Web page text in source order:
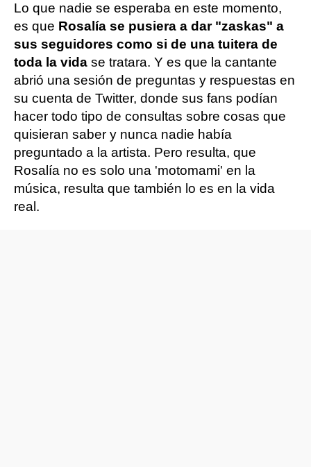
Lo que nadie se esperaba en este momento,
es que Rosalía se pusiera a dar "zaskas" a
sus seguidores como si de una tuitera de
toda la vida se tratara. Y es que la cantante
abrió una sesión de preguntas y respuestas en
su cuenta de Twitter, donde sus fans podían
hacer todo tipo de consultas sobre cosas que
quisieran saber y nunca nadie había
preguntado a la artista. Pero resulta, que
Rosalía no es solo una 'motomami' en la
música, resulta que también lo es en la vida
real.